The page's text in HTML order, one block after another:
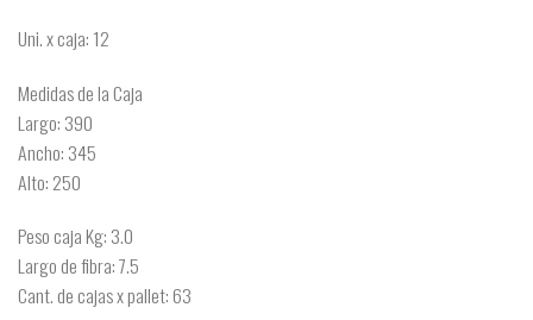
Uni. x caja: 12
Medidas de la Caja
Largo: 390
Ancho: 345
Alto: 250
Peso caja Kg: 3.0
Largo de fibra: 7.5
Cant. de cajas x pallet: 63